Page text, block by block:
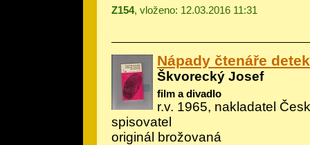
Z154, vloženo: 12.03.2016 11:31
Nápady čtenáře
Škvorecký Josef
film a divadlo
r.v. 1965, nakladatel
spisovatel
originál brožovaná